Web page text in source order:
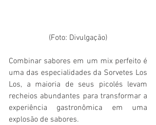
(Foto: Divulgação)
Combinar sabores em um mix perfeito é
uma das especialidades da Sorvetes Los
Los, a maioria de seus picolés levam
recheios abundantes para transformar a
experiência gastronômica em uma
explosão de sabores.